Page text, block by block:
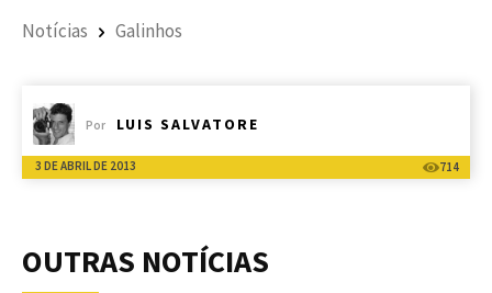
Notícias Galinhos
Por LUIS SALVATORE
3 DE ABRIL DE 2013 714
OUTRAS NOTÍCIAS